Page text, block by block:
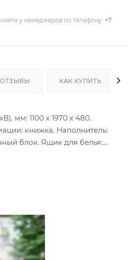
у менеджеров по телефону: +7
ОТЗЫВЫ КАК КУПИТЬ
мм: 1100 х 1970 х 480.
книжка. Наполнитель:
блок. Ящик для белья: